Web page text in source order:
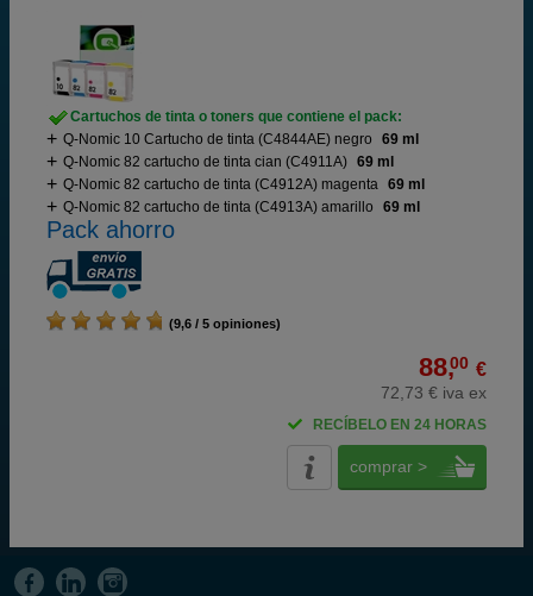
Cartuchos de tinta o toners que contiene el pack:
Q-Nomic 10 Cartucho de tinta (C4844AE) negro
69 ml
Q-Nomic 82 cartucho de tinta cian (C4911A) 69 ml
Q-Nomic 82 cartucho de tinta (C4912A) magenta 69 ml
Q-Nomic 82 cartucho de tinta (C4913A) amarillo
69 ml
Pack ahorro
(9,6 / 5 opiniones)
88,00 €
72,73 € iva ex
RECÍBELO EN 24 HORAS
comprar >